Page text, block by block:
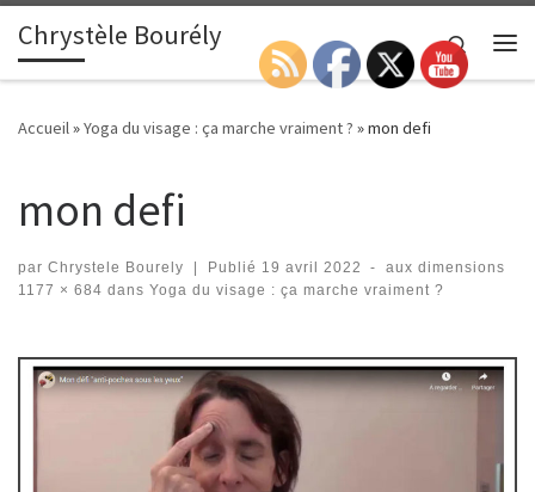
Passer au contenu
Chrystèle Bourély
Search
Accueil»Yoga du visage : ça marche vraiment ? »mon defi
mon defi
par Chrystele Bourely | Publié 19 avril 2022 -
aux dimensions
1177 × 684 dans Yoga du visage : ça marche vraiment ?
Navigation des images